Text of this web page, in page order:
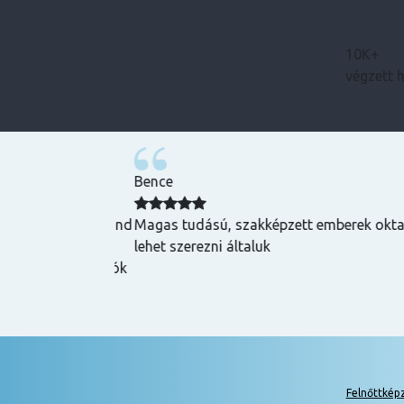
10K+
végzett
Bence
Magas tudású, szakképzett emberek
lehet szerezni általuk